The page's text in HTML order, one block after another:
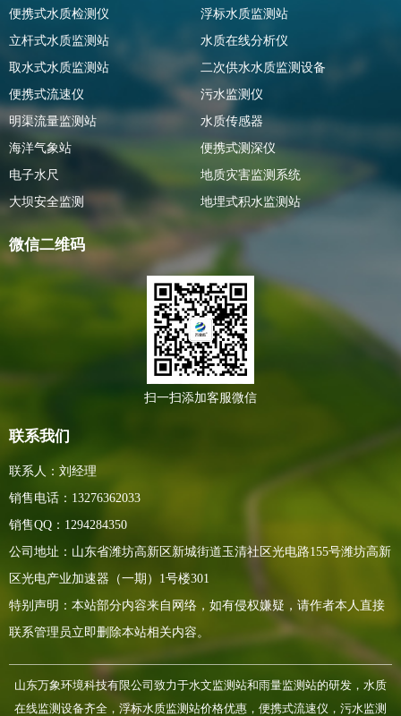
便携式水质检测仪
浮标水质监测站
立杆式水质监测站
水质在线分析仪
取水式水质监测站
二次供水水质监测设备
便携式流速仪
污水监测仪
明渠流量监测站
水质传感器
海洋气象站
便携式测深仪
电子水尺
地质灾害监测系统
大坝安全监测
地埋式积水监测站
微信二维码
扫一扫添加客服微信
联系我们
联系人：刘经理
销售电话：13276362033
销售QQ：1294284350
公司地址：山东省潍坊高新区新城街道玉清社区光电路155号潍坊高新
区光电产业加速器（一期）1号楼301
特别声明：本站部分内容来自网络，如有侵权嫌疑，请作者本人直接
联系管理员立即删除本站相关内容。
山东万象环境科技有限公司致力于水文监测站和雨量监测站的研发，水质
在线监测设备齐全，浮标水质监测站价格优惠，便携式流速仪，污水监测